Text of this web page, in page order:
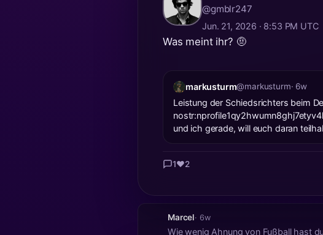
@gmblr247
Jun. 21, 2026 · 8:53 PM UTC
Was meint ihr? 🤨
markusturm@markusturm· 6w
Leistung der Schiedsrichters beim
und ich gerade, will euch daran
1❤️2
Marcel· 6w
Wie wenig Ahnung von Fußball hast